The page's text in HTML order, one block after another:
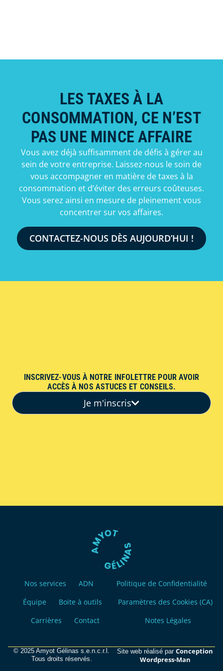
LES TAXES À LA
CONSOMMATION, CE N’EST
PAS UNE MINCE AFFAIRE
Vous avez déjà suffisamment de défis à gérer au
sein de votre entreprise. Laissez-nous le soin de
vous accompagner en matière de taxes à la
consommation et d’éviter des erreurs coûteuses.
Vous serez ainsi en mesure de pleinement vous
concentrer sur vos affaires.
CONTACTEZ-NOUS DÈS AUJOURD’HUI !
INSCRIVEZ-VOUS À NOTRE INFOLETTRE POUR AVOIR
ACCÈS À NOS ASTUCES ET CONSEILS.
Je m'inscris
Nos services
ADN
Équipe
Boite à outils
Carrières
Contact
Politique de Confidentialité
Paramètres des Cookies (CA)
Notes Légales
© 2025 Amyot Gélinas s.e.n.c.r.l.
Tous droits réservés.
Site web réalisé parConception
Wordpress-Man